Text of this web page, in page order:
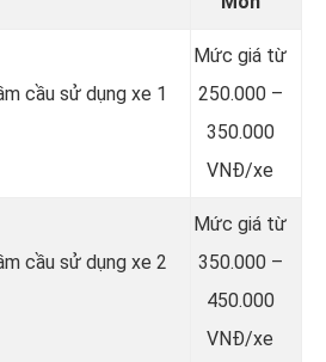
cầu sử dụng xe 1
Mức giá từ
250.000 –
350.000
VNĐ/xe
cầu sử dụng xe 2
Mức giá từ
350.000 –
450.000
VNĐ/xe